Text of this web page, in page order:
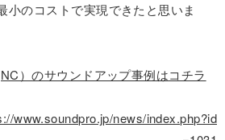
小のコストで実現できたと思いま
）のサウンドアップ事例はコチラ
www.soundpro.jp/news/index.php?id